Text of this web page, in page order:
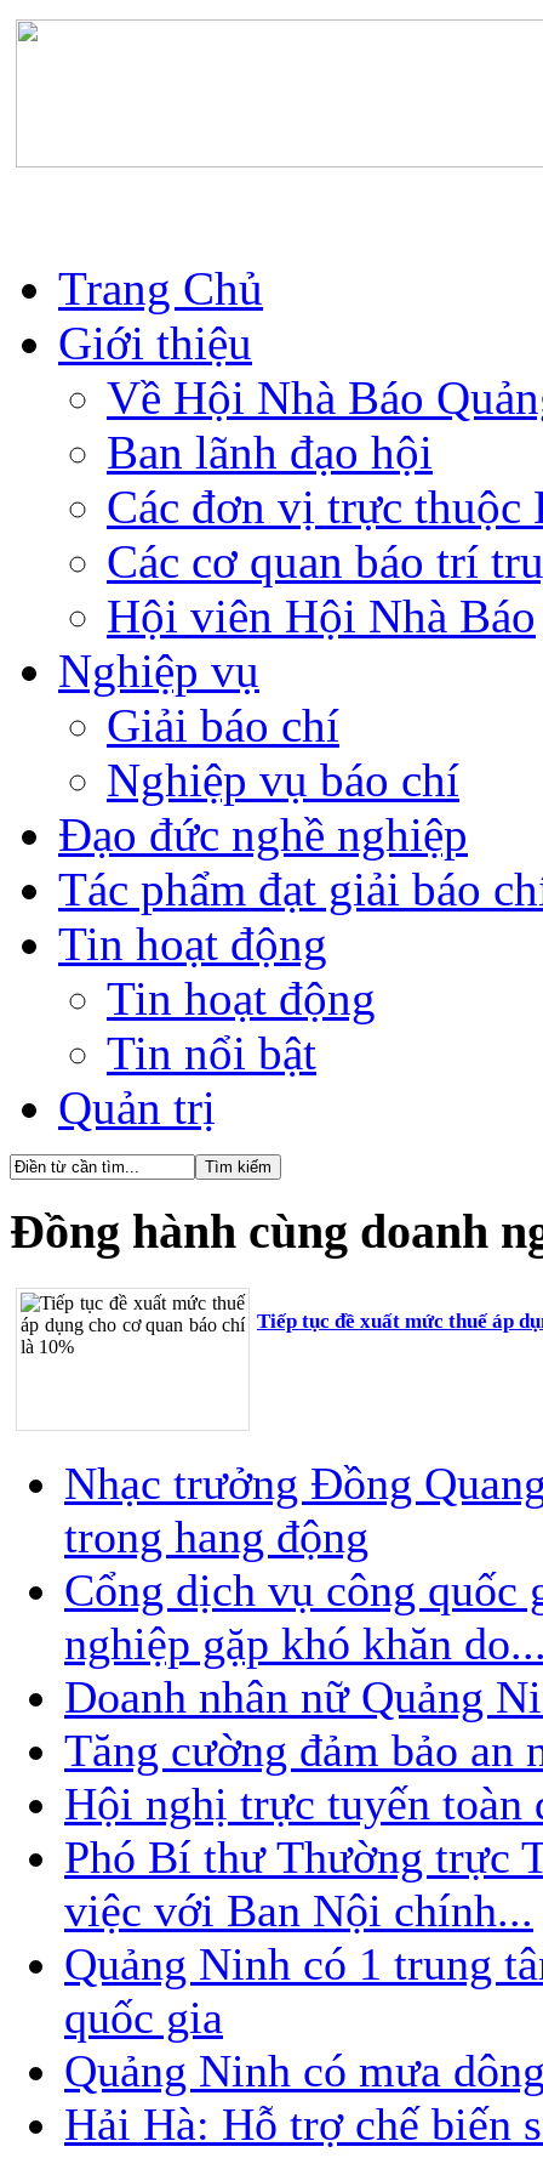
Trang Chủ
Giới thiệu
Về Hội Nhà Báo
Ban lãnh đạo hội
Các đơn vị trực thuộc
Các cơ quan báo trí
Hội viên Hội Nhà Báo
Nghiệp vụ
Giải báo chí
Nghiệp vụ báo chí
Đạo đức nghề nghiệp
Tác phẩm đạt giải báo
Tin hoạt động
Tin hoạt động
Tin nổi bật
Quản trị
Đồng hành cùng doanh
Tiếp tục đề xuất mức thuế áp
Nhạc trưởng Đồng
trong hang động
Cổng dịch vụ công quốc
nghiệp gặp khó khăn
Doanh nhân nữ Quảng
Tăng cường đảm bảo
Hội nghị trực tuyến toàn
Phó Bí thư Thường trực
việc với Ban Nội chính...
Quảng Ninh có 1 trung
quốc gia
Quảng Ninh có mưa
Hải Hà: Hỗ trợ chế biến